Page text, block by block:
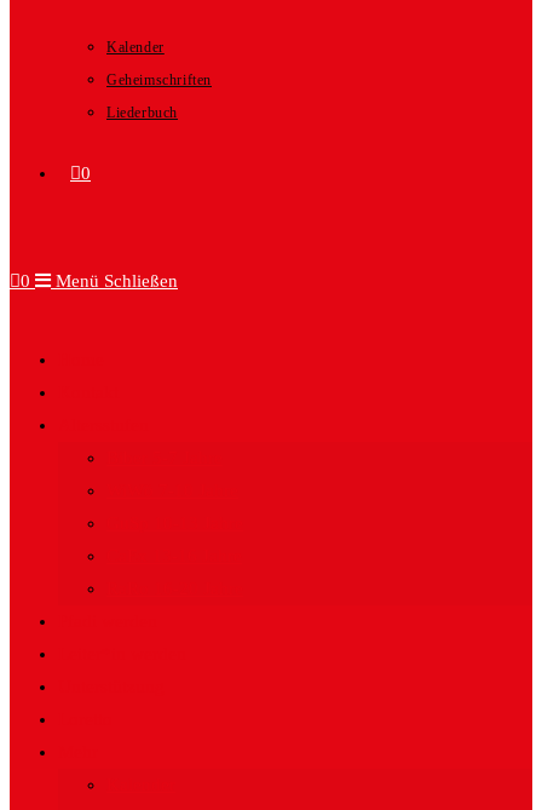
Kalender
Geheimschriften
Liederbuch
0
0 Menü Schließen